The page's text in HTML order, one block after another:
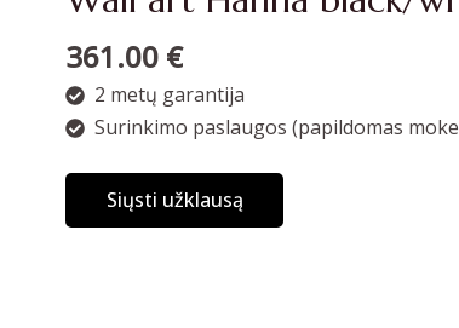
361.00 €
2 metų garantija
Surinkimo paslaugos (papildomas
Siųsti užklausą